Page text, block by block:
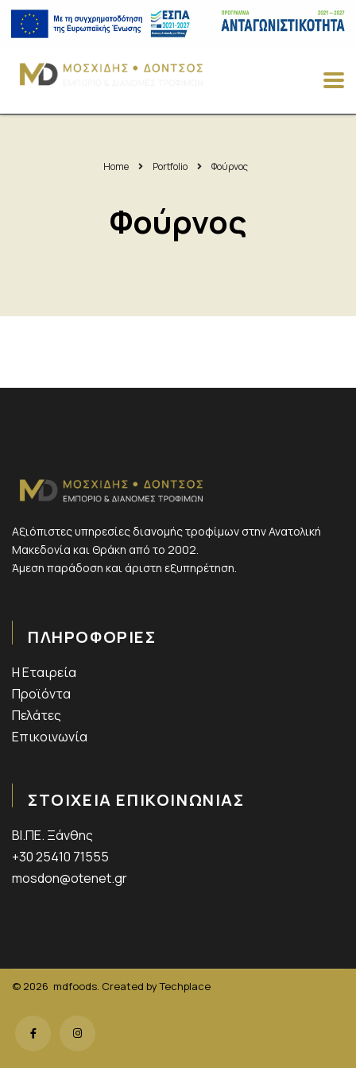
Home Portfolio Φούρνος
Φούρνος
Αξιόπιστες υπηρεσίες διανομής τροφίμων στην Ανατολική
Μακεδονία και Θράκη από το 2002.
Άμεση παράδοση και άριστη εξυπηρέτηση.
ΠΛΗΡΟΦΟΡΙΕΣ
Η Εταιρεία
Προϊόντα
Πελάτες
Επικοινωνία
ΣΤΟΙΧΕΙΑ ΕΠΙΚΟΙΝΩΝΙΑΣ
ΒΙ.ΠΕ. Ξάνθης
+30 25410 71555
mosdon@otenet.gr
© 2026 mdfoods. Created byTechplace